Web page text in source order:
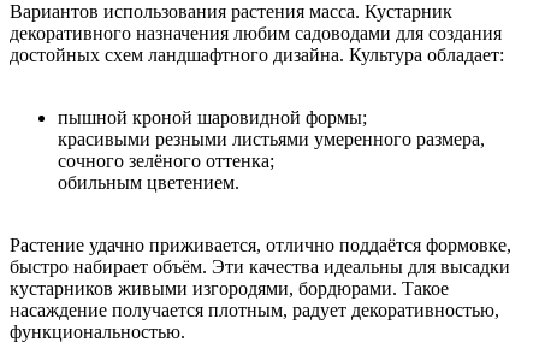
Вариантов использования растения масса. Кустарник
декоративного назначения любим садоводами для создания
достойных схем ландшафтного дизайна. Культура обладает:
пышной кроной шаровидной формы;
красивыми резными листьями умеренного размера,
сочного зелёного оттенка;
обильным цветением.
Растение удачно приживается, отлично поддаётся формовке,
быстро набирает объём. Эти качества идеальны для высадки
кустарников живыми изгородями, бордюрами. Такое
насаждение получается плотным, радует декоративностью,
функциональностью.